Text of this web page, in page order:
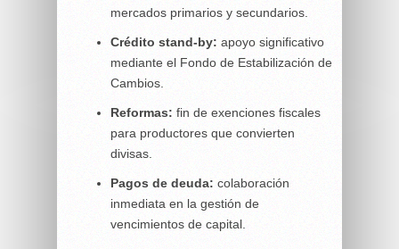
mercados primarios y secundarios.
Crédito stand-by: apoyo significativo
mediante el Fondo de Estabilización de
Cambios.
Reformas: fin de exenciones fiscales
para productores que convierten
divisas.
Pagos de deuda: colaboración
inmediata en la gestión de
vencimientos de capital.